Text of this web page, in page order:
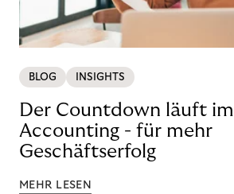
BLOG INSIGHTS
Der Countdown läuft im
Accounting - für mehr
Geschäftserfolg
MEHR LESEN